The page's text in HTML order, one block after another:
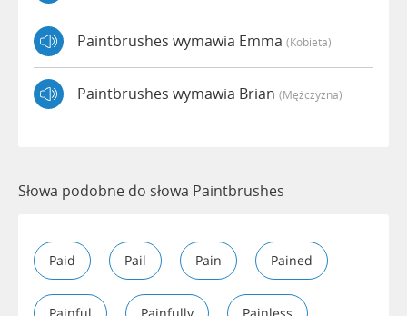
Paintbrushes wymawia Emma (kobieta)
Paintbrushes wymawia Brian (mężczyzna)
Słowa podobne do słowa Paintbrushes
Paid Pail Pain Pained
Painful Painfully Painless